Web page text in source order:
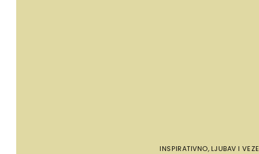
INSPIRATIVNO, LJUBAV I VEZE